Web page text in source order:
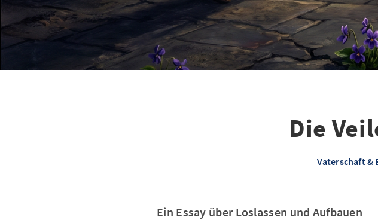
Die
Vaterschaft &
Ein Essay über Loslassen und Aufbauen